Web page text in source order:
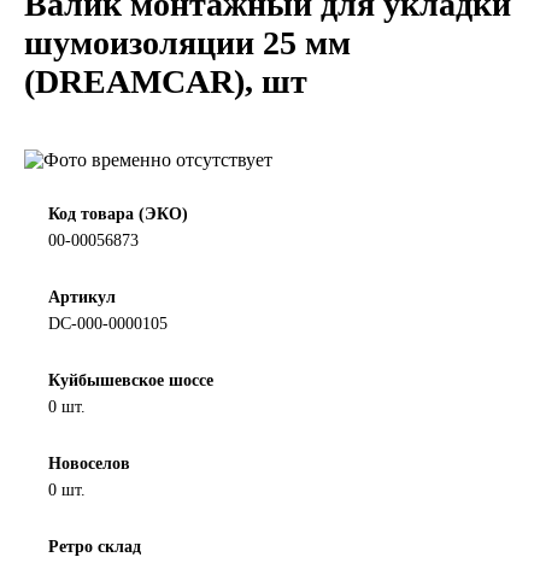
LUXE
MANNOL
MOBIL
OIL RIGHT
Petro Canada
REPSOL
шумоизоляции 25 мм
(DREAMCAR), шт
Код товара (ЭКО)
00-00056873
Артикул
DC-000-0000105
Куйбышевское шоссе
0 шт.
Новоселов
0 шт.
Ретро склад